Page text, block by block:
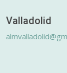
Valladolid